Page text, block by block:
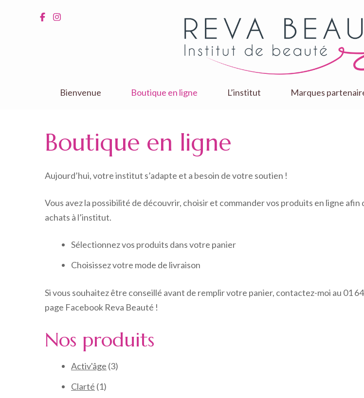
Bienvenue Boutique en ligne L’institut Marques
Boutique en ligne
Aujourd’hui, votre institut s’adapte et a besoin de votre soutien !
Vous avez la possibilité de découvrir, choisir et commander vos produits en ligne
achats à l’institut.
Sélectionnez vos produits dans votre panier
Choisissez votre mode de livraison
Si vous souhaitez être conseillé avant de remplir votre panier, contactez-moi au 01
page Facebook Reva Beauté !
Nos produits
Activ'âge 33
Clarté 11